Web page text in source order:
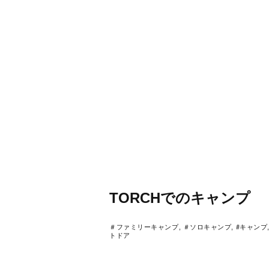
TORCHでのキャンプ
＃ファミリーキャンプ, ＃ソロキャンプ, #キャン
トドア